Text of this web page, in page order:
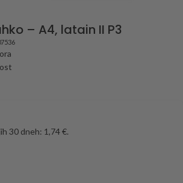
– A4, latain II P3
30 dneh: 1,74 €.